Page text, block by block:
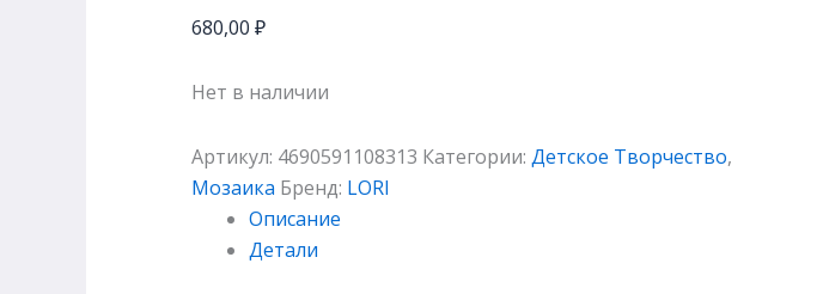
680,00 ₽
Нет в наличии
Артикул: 4690591108313 Категории: Детское Творчество,
Мозаика Бренд: LORI
Описание
Детали